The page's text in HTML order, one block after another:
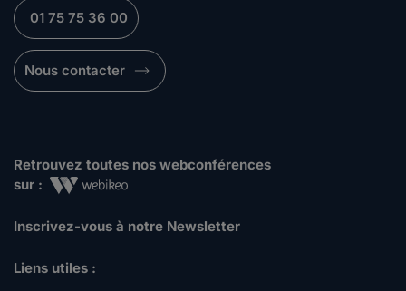
01 75 75 36 00
Nous contacter
Retrouvez toutes nos webconférences
sur :
Inscrivez-vous à notre Newsletter
Liens utiles :